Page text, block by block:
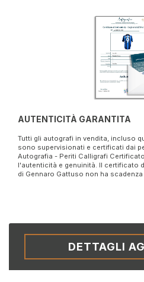
AUTENTICITÀ GARANTITA
Tutti gli autografi in vendita, incluso
sono supervisionati e certificati dai
Autografia - Periti Calligrafi
l'autenticità e genuinità. Il certificato
di Gennaro Gattuso non ha
DETTAGLI